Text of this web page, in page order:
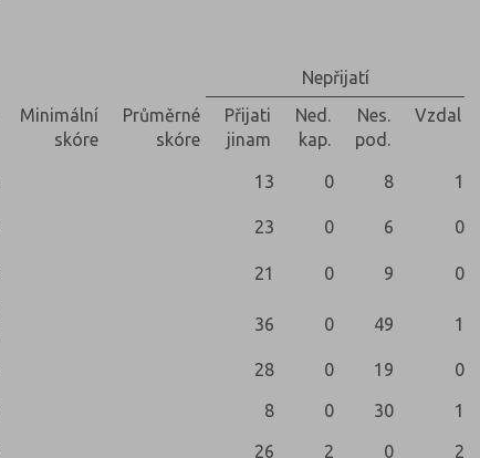
Nepřijatí
Minimální
skóre
Průměrné
skóre
Přijati
jinam
Ned.
kap.
Nes.
pod.
Vzdal
13 0 8 1
23 0 6 0
21 0 9 0
36 0 49 1
28 0 19 0
8 0 30 1
26 2 0 2